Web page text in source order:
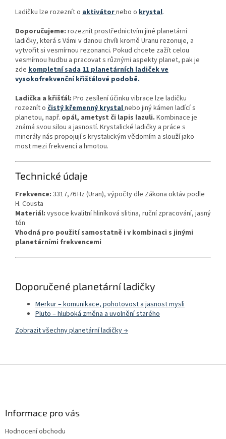
Ladičku lze rozeznít o aktivátornebo o krystal.
Doporučujeme: rozeznít prostřednictvím jiné planetární
ladičky, která s Vámi v danou chvíli kromě Uranu rezonuje, a
vytvořit si vesmírnou rezonanci. Pokud chcete zažít celou
vesmírnou hudbu a pracovat s různými aspekty planet, pak je
zde kompletní sada 11 planetárních ladiček ve
vysokofrekvenční křišťálové podobě.
Ladička a křišťál: Pro zesílení účinku vibrace lze ladičku
rozeznít o čistý křemenný krystalnebo jiný kámen ladící s
planetou, např. opál, ametyst či lapis lazuli. Kombinace je
známá svou silou a jasností. Krystalické ladičky a práce s
minerály nás propojují s krystalickým vědomím a slouží jako
most mezi frekvencí a hmotou.
Technické údaje
Frekvence: 3317,76 Hz (Uran), výpočty dle Zákona oktáv podle
H. Cousta
Materiál: vysoce kvalitní hliníková slitina, ruční zpracování, jasný
tón
Vhodná pro použití samostatně i v kombinaci s jinými
planetárními frekvencemi
Doporučené planetární ladičky
Merkur – komunikace, pohotovost a jasnost mysli
Pluto – hluboká změna a uvolnění starého
Zobrazit všechny planetární ladičky →
Informace pro vás
Hodnocení obchodu